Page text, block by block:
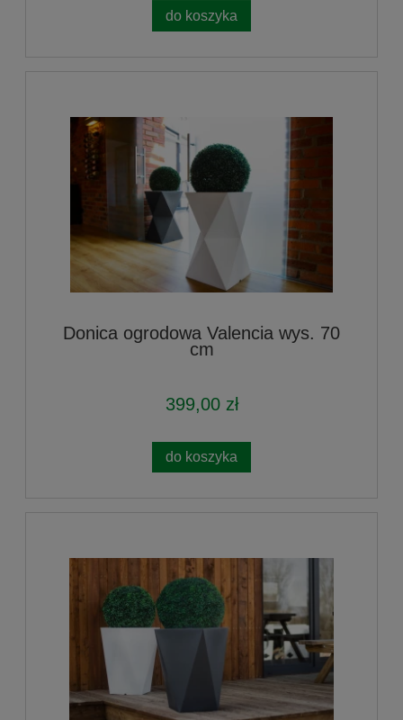
do koszyka
Donica ogrodowa Valencia wys. 70
cm
399,00 zł
do koszyka